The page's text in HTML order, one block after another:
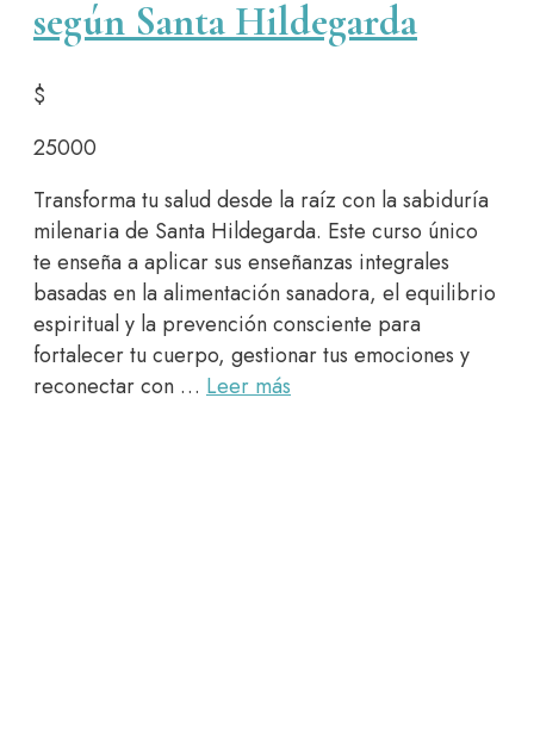
según Santa Hildegarda
$
25000
Transforma tu salud desde la raíz con la sabiduría
milenaria de Santa Hildegarda. Este curso único
te enseña a aplicar sus enseñanzas integrales
basadas en la alimentación sanadora, el equilibrio
espiritual y la prevención consciente para
fortalecer tu cuerpo, gestionar tus emociones y
reconectar con … Leer más